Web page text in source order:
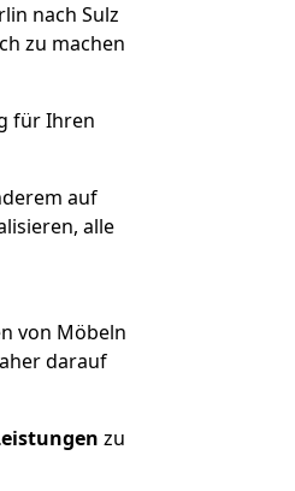
nach Sulz
zu machen
für Ihren
auf
alle
von Möbeln
darauf
zu